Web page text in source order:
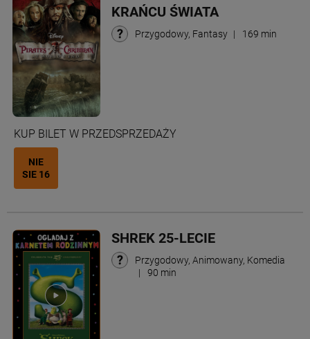
KRAŃCU ŚWIATA
Przygodowy, Fantasy | 169 min
KUP BILET W PRZEDSPRZEDAŻY
NIE
SIE 16
SHREK 25-LECIE
Przygodowy, Animowany, Komedia
|
90 min